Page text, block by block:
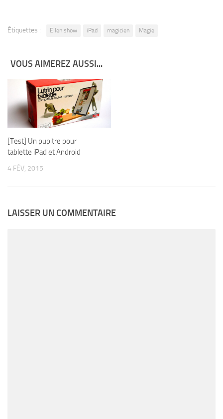
Étiquettes : Ellen show iPad magicien Magie
VOUS AIMEREZ AUSSI...
[Test] Un pupitre pour
tablette iPad et Android
4 FÉV, 2015
LAISSER UN COMMENTAIRE